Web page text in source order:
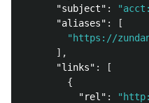
"subject" :
"aliases" :
[
"https://
],
"links" :
[
{
"rel" :